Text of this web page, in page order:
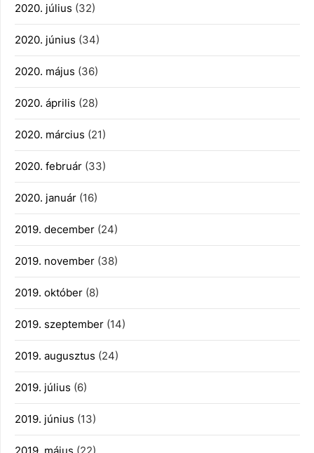
2020. július (32)
2020. június (34)
2020. május (36)
2020. április (28)
2020. március (21)
2020. február (33)
2020. január (16)
2019. december (24)
2019. november (38)
2019. október (8)
2019. szeptember (14)
2019. augusztus (24)
2019. július (6)
2019. június (13)